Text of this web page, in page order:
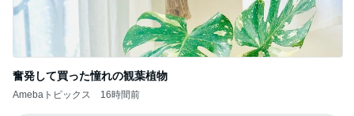
奮発して買った憧れの観葉植物
Amebaトピックス 16時間前